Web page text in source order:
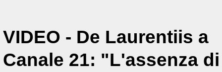
VIDEO - De Laurentiis a
Canale 21: "L'assenza di